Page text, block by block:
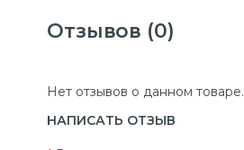
Отзывов (0)
Нет отзывов о данном товаре.
НАПИСАТЬ ОТЗЫВ